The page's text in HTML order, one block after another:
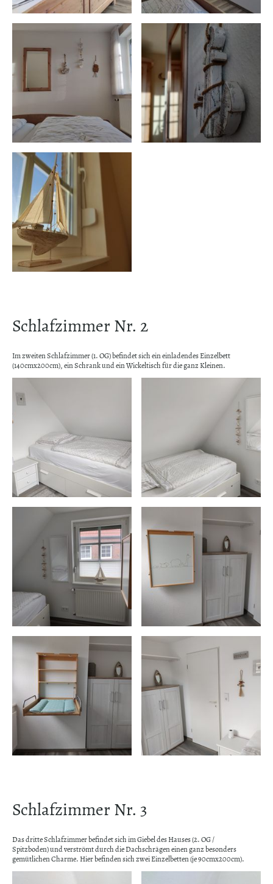
Schlafzimmer Nr. 2
Im zweiten Schlafzimmer (1. OG) befindet sich ein einladendes Einzelbett
(140cmx200cm), ein Schrank und ein Wickeltisch für die ganz Kleinen.
Schlafzimmer Nr. 3
Das dritte Schlafzimmer befindet sich im Giebel des Hauses (2. OG /
Spitzboden) und verströmt durch die Dachschrägen einen ganz besonders
gemütlichen Charme. Hier befinden sich zwei Einzelbetten (je 90cmx200cm).